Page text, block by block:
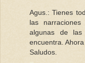
Agus.: Tienes
las
algunas de
encuentra.
Saludos.